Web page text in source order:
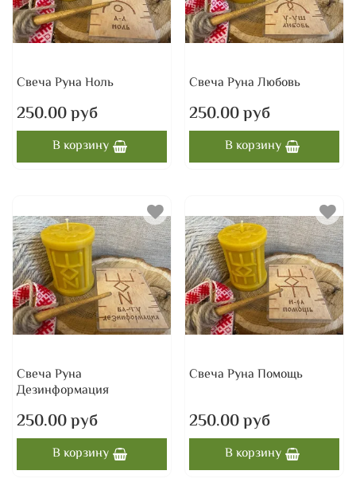
Свеча Руна Ноль
250.00 руб
В корзину
Свеча Руна Любовь
250.00 руб
В корзину
Свеча Руна
Дезинформация
250.00 руб
В корзину
Свеча Руна Помощь
250.00 руб
В корзину